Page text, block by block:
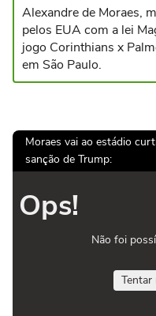
Alexandre de Moraes,
pelos EUA com a lei
jogo Corinthians x
em São Paulo.
Moraes vai ao estádio
sanção de Trump:
Ops!
Não foi
Tentar